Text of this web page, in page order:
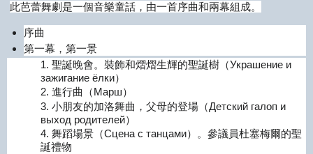
此芭蕾舞劇是一個音樂童話，由一首序曲和兩幕組成。
序曲
第一幕，第一景
1. 聖誕晚會。裝飾和熠熠生輝的聖誕樹（Украшение и
зажигание ёлки）
2. 進行曲（Марш）
3. 小朋友的加洛舞曲，父母的登場（Детский галоп и
выход родителей）
4. 舞蹈場景（Сцена с танцами）。參議員杜塞梅爾的聖
誕禮物